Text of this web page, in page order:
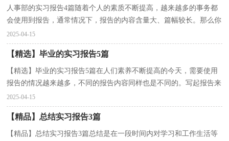
人事部的实习报告4篇随着个人的素质不断提高，越来越多的事务都
会使用到报告，通常情况下，报告的内容含量大、篇幅较长。那么你
真正懂得怎么写好报告吗？下面是小编帮大家整理的人...
2025-04-15
【精选】毕业的实习报告5篇
【精选】毕业的实习报告5篇在人们素养不断提高的今天，需要使用
报告的情况越来越多，不同的报告内容同样也是不同的。写起报告来
就毫无头绪？以下是小编为大家整理的毕业的实习报...
2025-04-15
【精品】总结实习报告3篇
【精品】总结实习报告3篇总结是在一段时间内对学习和工作生活等